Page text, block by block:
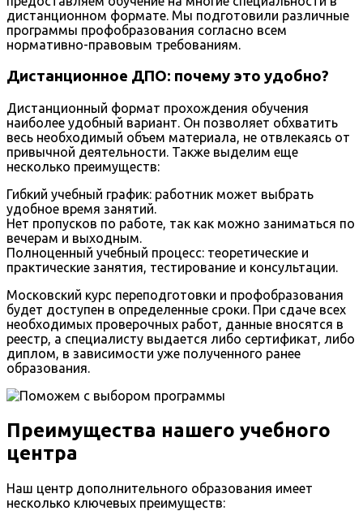
дистанционном формате. Мы подготовили различные
программы профобразования согласно всем
нормативно-правовым требованиям.
Дистанционное ДПО: почему это удобно?
Дистанционный формат прохождения обучения
наиболее удобный вариант. Он позволяет обхватить
весь необходимый объем материала, не отвлекаясь от
привычной деятельности. Также выделим еще
несколько преимуществ:
Гибкий учебный график: работник может выбрать
удобное время занятий.
Нет пропусков по работе, так как можно заниматься по
вечерам и выходным.
Полноценный учебный процесс: теоретические и
практические занятия, тестирование и консультации.
Московский курс переподготовки и профобразования
будет доступен в определенные сроки. При сдаче всех
необходимых проверочных работ, данные вносятся в
реестр, а специалисту выдается либо сертификат, либо
диплом, в зависимости уже полученного ранее
образования.
Преимущества нашего учебного
центра
Наш центр дополнительного образования имеет
несколько ключевых преимуществ: